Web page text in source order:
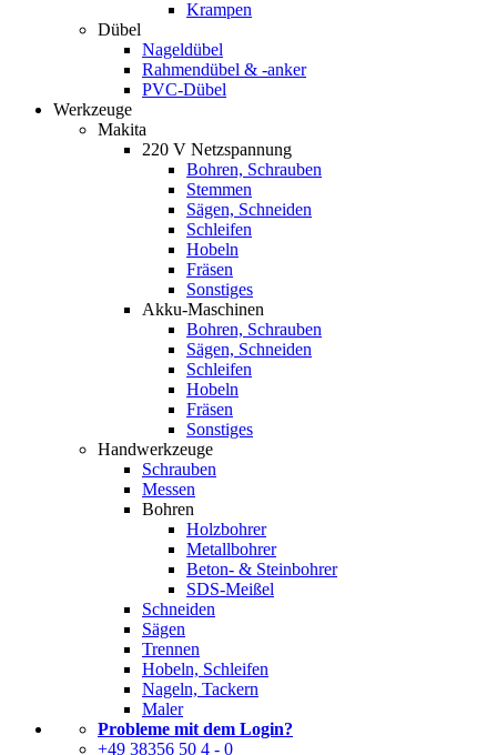
Krampen
Dübel
Nageldübel
Rahmendübel & -anker
PVC-Dübel
Werkzeuge
Makita
220 V Netzspannung
Bohren, Schrauben
Stemmen
Sägen, Schneiden
Schleifen
Hobeln
Fräsen
Sonstiges
Akku-Maschinen
Bohren, Schrauben
Sägen, Schneiden
Schleifen
Hobeln
Fräsen
Sonstiges
Handwerkzeuge
Schrauben
Messen
Bohren
Holzbohrer
Metallbohrer
Beton- & Steinbohrer
SDS-Meißel
Schneiden
Sägen
Trennen
Hobeln, Schleifen
Nageln, Tackern
Maler
Probleme mit dem Login?
+49 38356 50 4 - 0